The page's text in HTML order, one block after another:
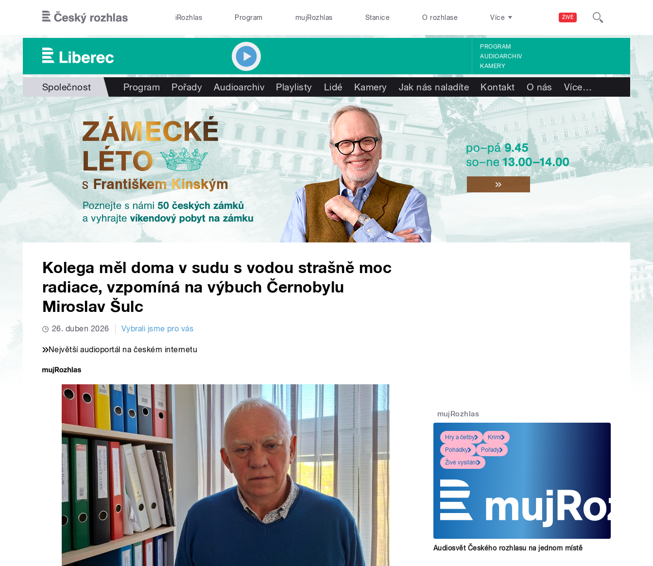
ŽIVĚ
iRozhlas Program mujRozhlas Stanice O rozhlase Více
PROGRAM
AUDIOARCHIV
KAMERY
Společnost Program Pořady Audioarchiv Playlisty Lidé Kamery Jak nás naladíte Kontakt O nás Více…
Kolega měl doma v sudu s vodou strašně moc
radiace, vzpomíná na výbuch Černobylu
Miroslav Šulc
26. duben 2026 Vybrali jsme pro vás
Největší audioportál na českém internetu
mujRozhlas
Hry a četby
Krimi
Pohádky
Pořady
Živé vysílání
Audiosvět Českého rozhlasu na jednom místě